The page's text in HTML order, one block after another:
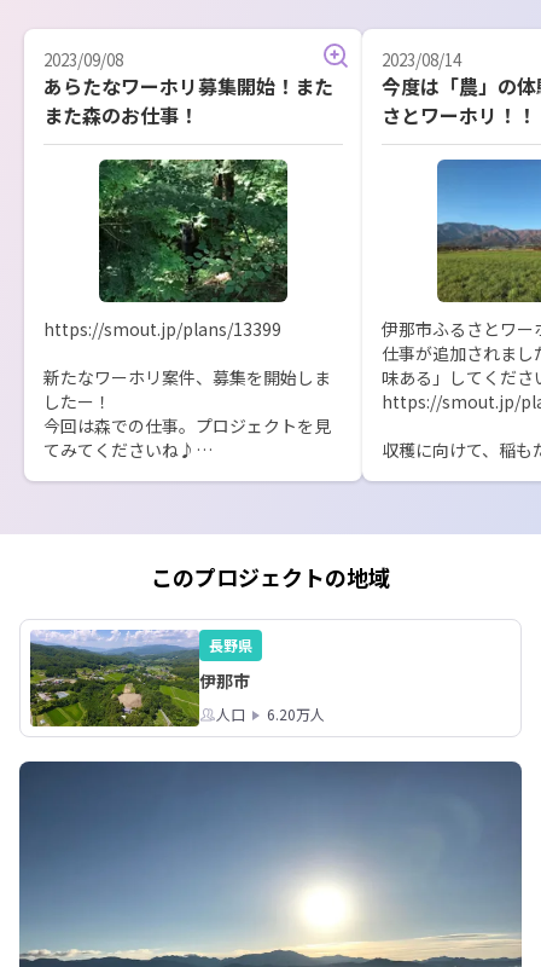
2023/09/08
あらたなワーホリ募集開始！また
また森のお仕事！
https://smout.jp/plans/13399
新たなワーホリ案件、募集を開始しま
したー！
今回は森での仕事。プロジェクトを見
てみてくださいね♪
てみませんかませ？
2023/08/14
今度は「農」の
さとワーホリ！！
伊那市ふるさとワー
仕事が追加されま
味ある」してくださ
https://smout.jp/
収穫に向けて、稲も
このプロジェクトの地域
長野県
伊那市
人口 6.20万人